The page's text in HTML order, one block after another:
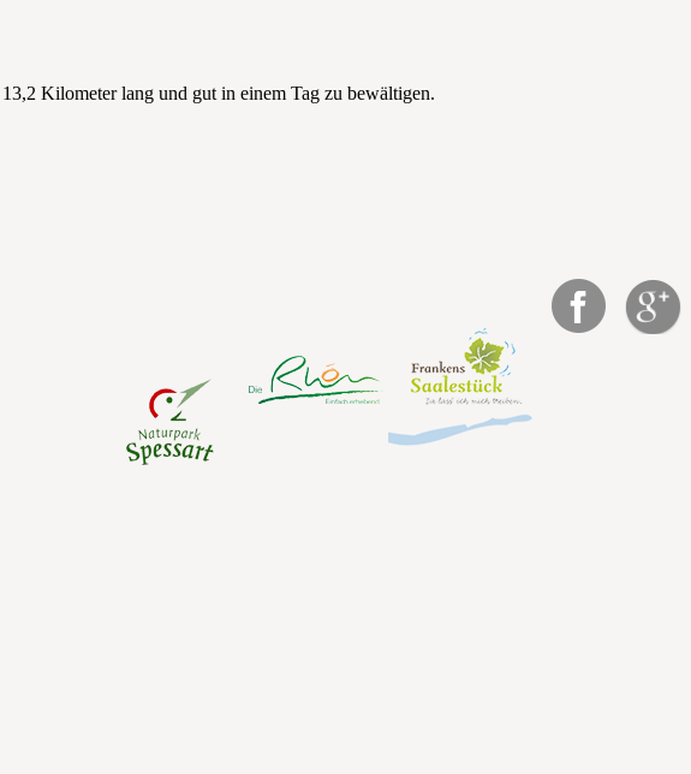
Kilometer lang und gut in einem Tag zu bewältigen.